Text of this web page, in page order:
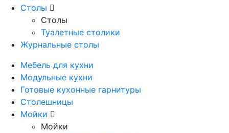
Столы
Столы
Туалетные столики
Журнальные столы
Мебель для кухни
Модульные кухни
Готовые кухонные гарнитуры
Столешницы
Мойки
Мойки